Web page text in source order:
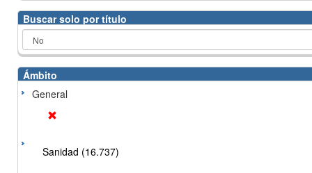
Buscar solo por título
Ámbito
General
Sanidad (16.737)